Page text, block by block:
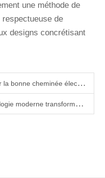
une méthode de
de
designs concrétisant
électrique pour votre maison
transforme les cheminées électriques